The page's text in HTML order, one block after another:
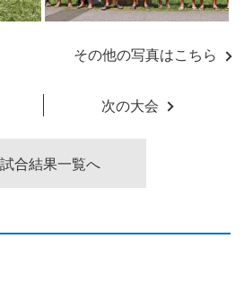
その他の写真はこちら
次の大会
試合結果一覧へ